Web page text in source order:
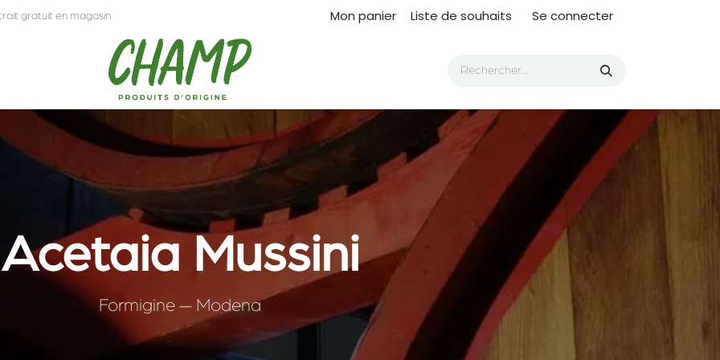
gratuit en magasin Mon panier Liste de souhaits Se connecter
Acetaia Mussini
Formigine — Modena